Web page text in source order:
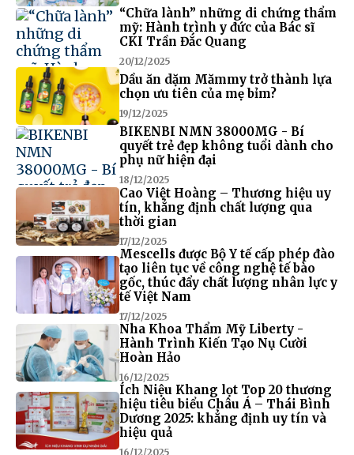
“Chữa lành” những di chứng thẩm
mỹ: Hành trình y đức của Bác sĩ
CKI Trần Đắc Quang
20/12/2025
Dầu ăn dặm Mămmy trở thành lựa
chọn ưu tiên của mẹ bỉm?
19/12/2025
BIKENBI NMN 38000MG - Bí
quyết trẻ đẹp không tuổi dành cho
phụ nữ hiện đại
18/12/2025
Cao Việt Hoàng – Thương hiệu uy
tín, khẳng định chất lượng qua
thời gian
17/12/2025
Mescells được Bộ Y tế cấp phép đào
tạo liên tục về công nghệ tế bào
gốc, thúc đẩy chất lượng nhân lực y
tế Việt Nam
17/12/2025
Nha Khoa Thẩm Mỹ Liberty -
Hành Trình Kiến Tạo Nụ Cười
Hoàn Hảo
16/12/2025
Ích Niệu Khang lọt Top 20 thương
hiệu tiêu biểu Châu Á – Thái Bình
Dương 2025: khẳng định uy tín và
hiệu quả
16/12/2025